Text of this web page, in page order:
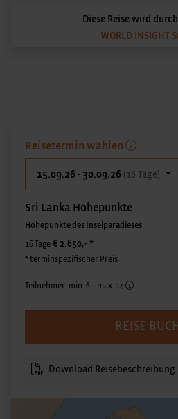
Diese Reise wird
WORLD INSIGHT
Reisetermin wählen
15.09.26 - 30.09.26 (16 Tage)
Sri Lanka Höhepunkte
Höhepunkte des Inselparadieses
16 Tage € 2.650,- *
* terminspezifischer Preis
Teilnehmer: min. 6 – max. 14
REISE
Download Reisebeschreibung